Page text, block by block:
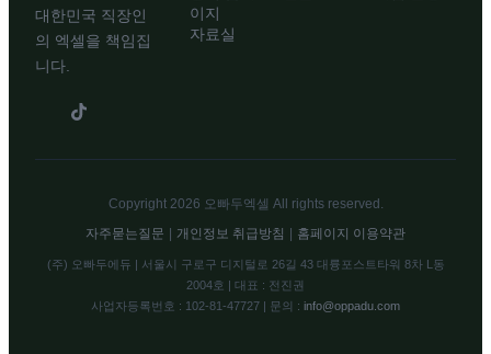
대한민국 직장인
의 엑셀을 책임집
니다.
이지
자료실
Copyright 2026 오빠두엑셀 All rights reserved.
자주묻는질문
개인정보 취급방침 홈페이지 이용약관
(주) 오빠두에듀 | 서울시 구로구 디지털로 26길 43 대륭포스트타워 8차 L동
2004호 | 대표 : 전진권
사업자등록번호 : 102-81-47727 | 문의 : info@oppadu.com